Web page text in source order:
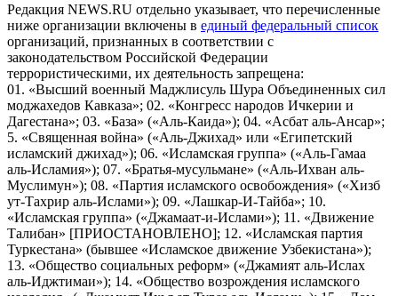
Редакция NEWS.RU отдельно указывает, что перечисленные
ниже организации включены в единый федеральный список
организаций, признанных в соответствии с
законодательством Российской Федерации
террористическими, их деятельность запрещена:
01. «Высший военный Маджлисуль Шура Объединенных сил
моджахедов Кавказа»; 02. «Конгресс народов Ичкерии и
Дагестана»; 03. «База» («Аль-Каида»); 04. «Асбат аль-Ансар»;
5. «Священная война» («Аль-Джихад» или «Египетский
исламский джихад»); 06. «Исламская группа» («Аль-Гамаа
аль-Исламия»); 07. «Братья-мусульмане» («Аль-Ихван аль-
Муслимун»); 08. «Партия исламского освобождения» («Хизб
ут-Тахрир аль-Ислами»); 09. «Лашкар-И-Тайба»; 10.
«Исламская группа» («Джамаат-и-Ислами»); 11. «Движение
Талибан» [ПРИОСТАНОВЛЕНО]; 12. «Исламская партия
Туркестана» (бывшее «Исламское движение Узбекистана»);
13. «Общество социальных реформ» («Джамият аль-Ислах
аль-Иджтимаи»); 14. «Общество возрождения исламского